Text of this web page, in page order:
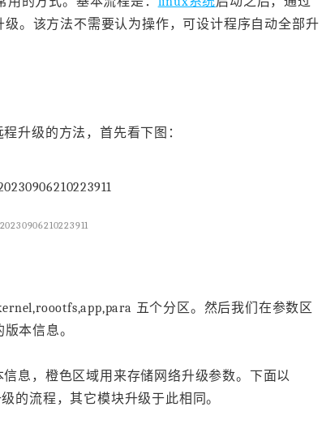
。该方法不需要认为操作，可设计程序自动全部升
升级的方法，首先看下图：
五个分区。然后我们在参数区
本信息。
息，橙色区域用来存储网络升级参数。下面以
的流程，其它模块升级于此相同。